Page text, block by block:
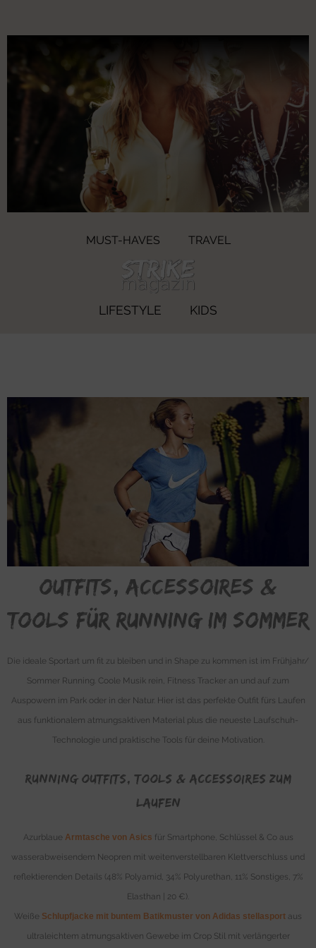
MUST-HAVES TRAVEL
LIFESTYLE KIDS
Outfits, Accessoires &
Tools für Running im Sommer
Die ideale Sportart um fit zu bleiben und in Shape zu kommen ist im Frühjahr/
Sommer Running. Coole Musik rein, Fitness Tracker an und auf zum
Auspowern im Park oder in der Natur. Hier ist das perfekte Outfit fürs Laufen
aus funktionalem atmungsaktiven Material plus die neueste Laufschuh-
Technologie und praktische Tools für deine Motivation.
Running Outfits, Tools & Accessoires zum
Laufen
Azurblaue Armtasche von Asics für Smartphone, Schlüssel & Co aus
wasserabweisendem Neopren mit weitenverstellbaren Klettverschluss und
reflektierenden Details (48% Polyamid, 34% Polyurethan, 11% Sonstiges, 7%
Elasthan | 20 €).
Weiße Schlupfjacke mit buntem Batikmuster von Adidas stellasport aus
ultraleichtem atmungsaktiven Gewebe im Crop Stil mit verlängerter